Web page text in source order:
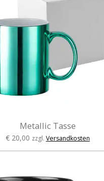
Metallic Tasse
€ 20,00 zzgl. Versandkosten